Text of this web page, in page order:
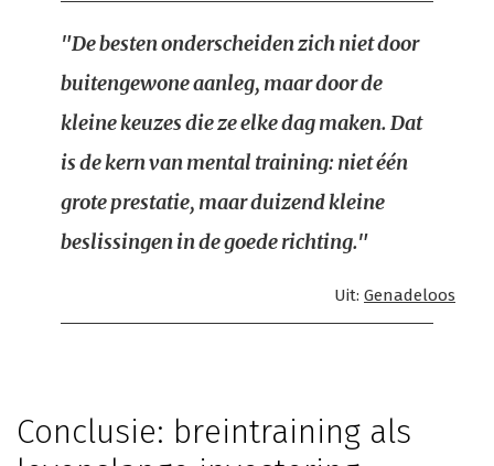
"De besten onderscheiden zich niet door
buitengewone aanleg, maar door de
kleine keuzes die ze elke dag maken. Dat
is de kern van mental training: niet één
grote prestatie, maar duizend kleine
beslissingen in de goede richting."
Uit: Genadeloos
Conclusie: breintraining als